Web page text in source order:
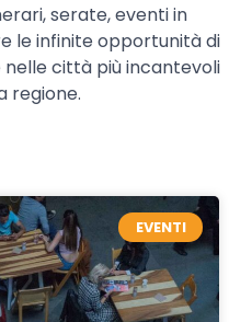
serate, eventi in
le infinite opportunità di
città più incantevoli
regione.
EVENTI